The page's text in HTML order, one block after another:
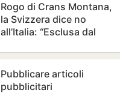
Rogo di Crans Montana,
la Svizzera dice no
all’Italia: “Esclusa dal
civile”
Pubblicare articoli
pubblicitari